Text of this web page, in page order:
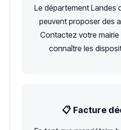
Le département Landes
peuvent proposer des
Contactez votre mairie
connaître les
📋 Facture